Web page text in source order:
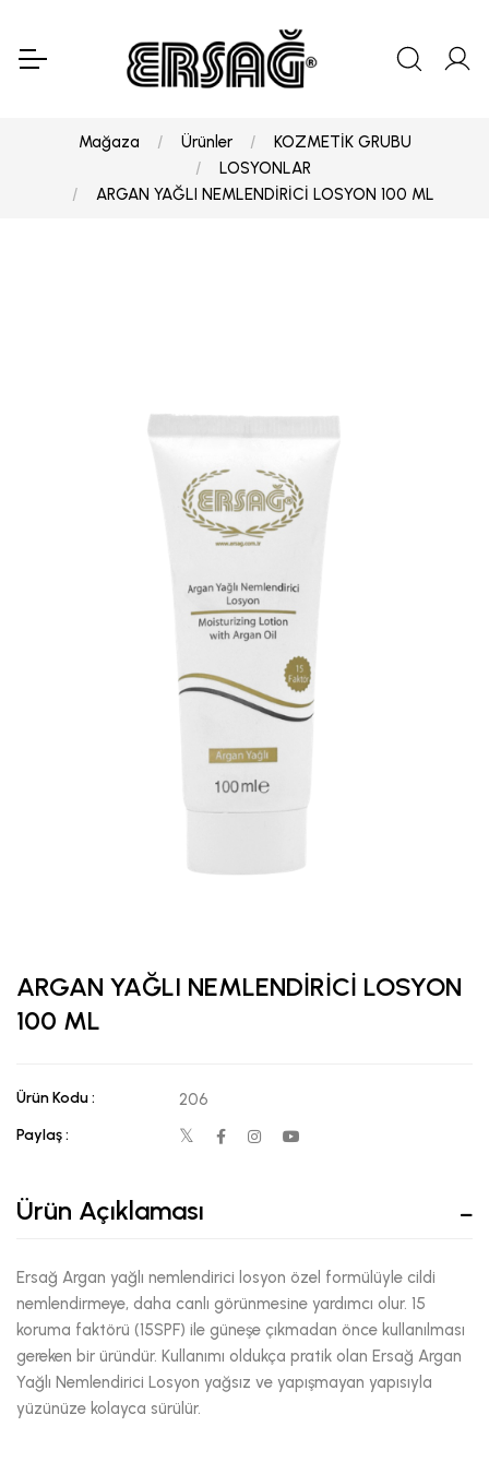
Mağaza Ürünler
KOZMETİK GRUBU
LOSYONLAR
ARGAN YAĞLI NEMLENDİRİCİ LOSYON 100 ML
ARGAN YAĞLI NEMLENDİRİCİ LOSYON
100 ML
Ürün Kodu : 206
Paylaş :
Ürün Açıklaması
Ersağ Argan yağlı nemlendirici losyon özel formülüyle cildi
nemlendirmeye, daha canlı görünmesine yardımcı olur. 15
koruma faktörü (15SPF) ile güneşe çıkmadan önce kullanılması
gereken bir üründür. Kullanımı oldukça pratik olan Ersağ Argan
Yağlı Nemlendirici Losyon yağsız ve yapışmayan yapısıyla
yüzünüze kolayca sürülür.